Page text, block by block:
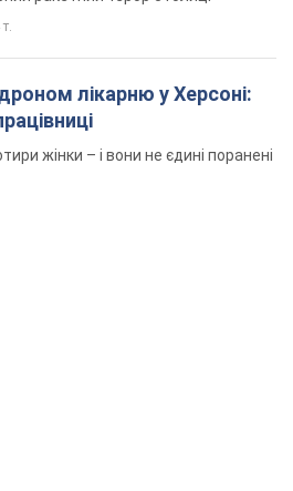
лікарню у Херсоні:
жінки – і вони не єдині поранені